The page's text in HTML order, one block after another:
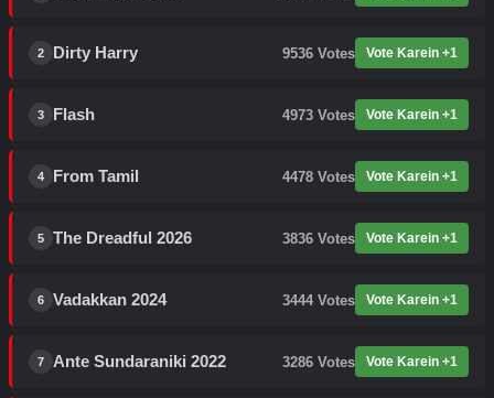
2 Dirty Harry 9536 Votes Vote Karein +1
3 Flash 4973 Votes Vote Karein +1
4 From Tamil 4478 Votes Vote Karein +1
5 The Dreadful 2026 3836 Votes Vote Karein +1
6 Vadakkan 2024 3444 Votes Vote Karein +1
7 Ante Sundaraniki 2022 3286 Votes Vote Karein +1